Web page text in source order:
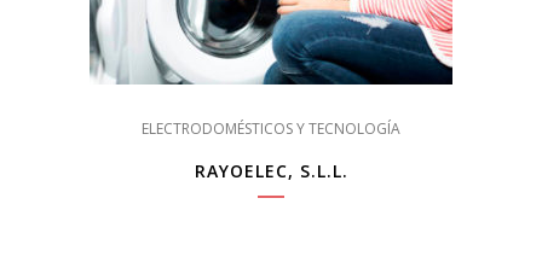
ELECTRODOMÉSTICOS Y TECNOLOGÍA
RAYOELEC, S.L.L.